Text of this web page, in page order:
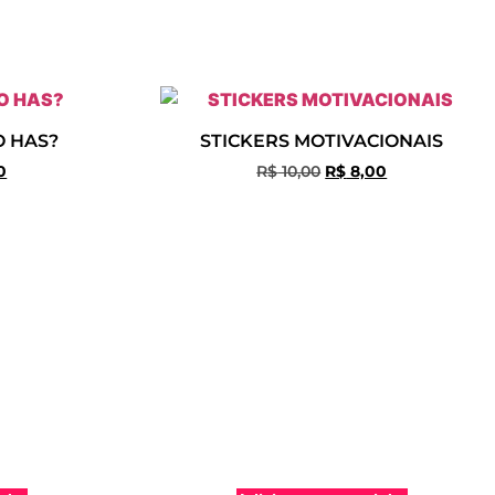
HAS? STICKERS MOTIVACIONAIS
R$10,00 R$ 8,00